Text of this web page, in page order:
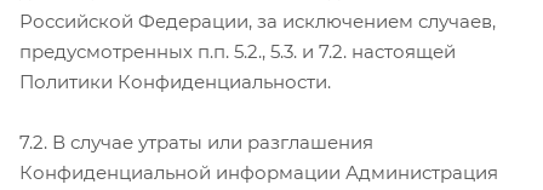
Российской Федерации, за исключением случаев,
предусмотренных п.п. 5.2., 5.3. и 7.2. настоящей
Политики Конфиденциальности.
7.2. В случае утраты или разглашения
Конфиденциальной информации Администрация